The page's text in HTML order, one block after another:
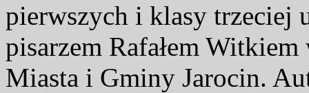
pierwszych i klasy trzeciej
pisarzem Rafałem
Miasta i Gminy Jarocin.